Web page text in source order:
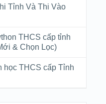
Tỉnh Và Thi Vào
THCS cấp tỉnh
& Chọn Lọc)
học THCS cấp Tỉnh